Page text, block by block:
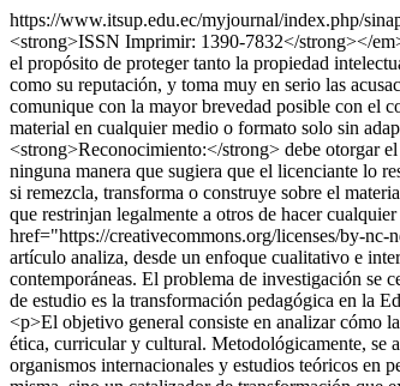
https://www.itsup.edu.ec/myjournal/index.php/
<strong>ISSN Imprimir: 1390-7832</strong></
el propósito de proteger tanto la propiedad
como su reputación, y toma muy en serio las
comunique con la mayor brevedad posible con el
material en cualquier medio o formato solo sin
<strong>Reconocimiento:</strong> debe otorgar
ninguna manera que sugiera que el licenciante lo
si remezcla, transforma o construye sobre el
que restrinjan legalmente a otros de hacer
href="https://creativecommons.org/licenses/by-
artículo analiza, desde un enfoque cualitativo e
contemporáneas. El problema de investigación se
de estudio es la transformación pedagógica en la
<p>El objetivo general consiste en analizar cómo
ética, curricular y cultural. Metodológicamente, se
organismos internacionales y estudios teóricos en